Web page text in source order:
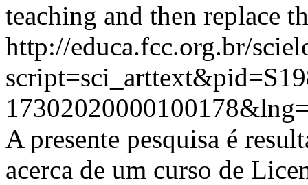
teaching and then replace
http://educa.fcc.org.br/
A presente pesquisa é
acerca de um curso de